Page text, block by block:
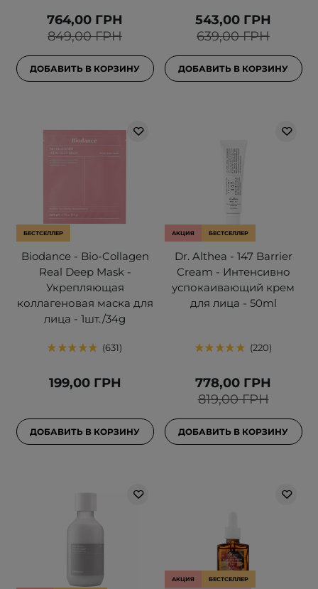
849,00 ГРН
764,00 ГРН
ДОБАВИТЬ В КОРЗИНУ
639,00 ГРН
543,00 ГРН
ДОБАВИТЬ В КОРЗИНУ
БЕСТСЕЛЛЕР
Biodance - Bio-Collagen
Real Deep Mask -
Укрепляющая
коллагеновая маска для
лица - 1шт./34g
631
199,00 ГРН
ДОБАВИТЬ В КОРЗИНУ
АКЦИЯ БЕСТСЕЛЛЕР
Dr. Althea - 147 Barrier
Cream - Интенсивно
успокаивающий крем
для лица - 50ml
220
819,00 ГРН
778,00 ГРН
ДОБАВИТЬ В КОРЗИНУ
АКЦИЯ БЕСТСЕЛЛЕР